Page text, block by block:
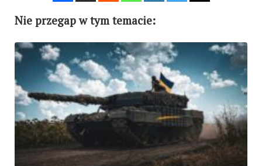
Nie przegap w tym temacie: